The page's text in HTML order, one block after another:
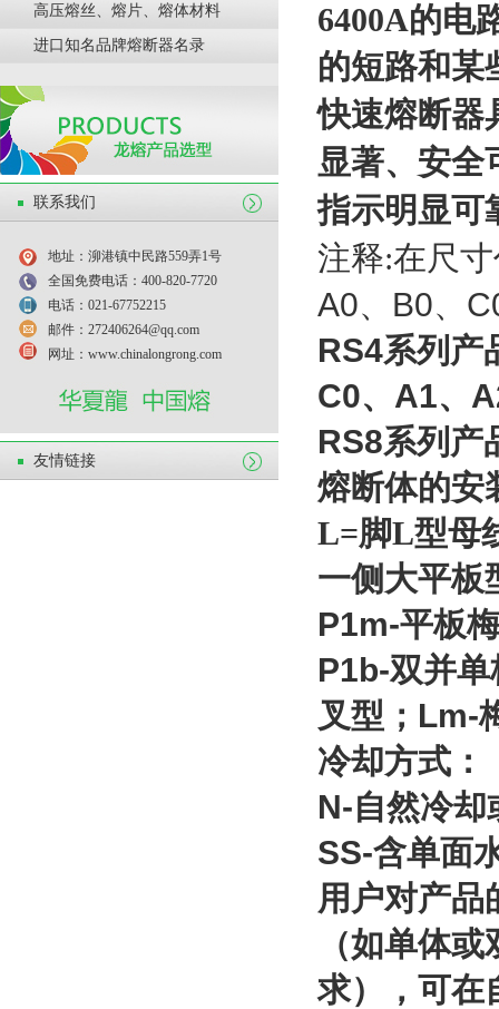
高压熔丝、熔片、熔体材料
进口知名品牌熔断器名录
联系我们
地址：泖港镇中民路559弄1号
全国免费电话：400-820-7720
电话：021-67752215
邮件：272406264@qq.com
网址：www.chinalongrong.com
友情链接
6400A的电
的短路和某
快速熔断器
显著、安全
指示明显可
注释:在尺
A0、B0、
RS4系列产
C0、A1、
RS8系列产
熔断体的安
L=脚L型母
一侧大平板
P1m-平板
P1b-双并
叉型；Lm-
冷却方式：
N-自然冷却
SS-含单面
用户对产品
（如单体
求），可在